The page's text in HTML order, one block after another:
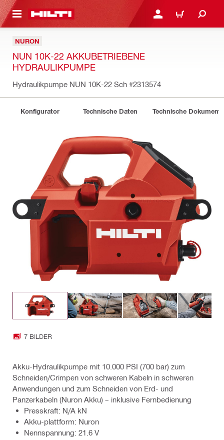
ANMELDEN ODER
WARENKORB
NURON
NUN 10K-22 AKKUBETRIEBENE
HYDRAULIKPUMPE
Hydraulikpumpe NUN 10K-22 Sch #2313574
Konfigurator Technische Daten Technische Dokumente
7 BILDER
Akku-Hydraulikpumpe mit 10.000 PSI (700 bar) zum
Schneiden/Crimpen von schweren Kabeln in schweren
Anwendungen und zum Schneiden von Erd- und
Panzerkabeln (Nuron Akku) – inklusive Fernbedienung
Presskraft: N/A kN
Akku-plattform: Nuron
Nennspannung: 21.6 V